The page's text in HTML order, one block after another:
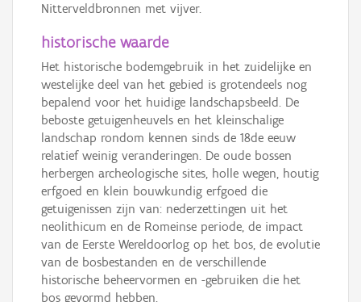
Nitterveldbronnen met vijver.
historische waarde
Het historische bodemgebruik in het zuidelijke en
westelijke deel van het gebied is grotendeels nog
bepalend voor het huidige landschapsbeeld. De
beboste getuigenheuvels en het kleinschalige
landschap rondom kennen sinds de 18de eeuw
relatief weinig veranderingen. De oude bossen
herbergen archeologische sites, holle wegen, houtig
erfgoed en klein bouwkundig erfgoed die
getuigenissen zijn van: nederzettingen uit het
neolithicum en de Romeinse periode, de impact
van de Eerste Wereldoorlog op het bos, de evolutie
van de bosbestanden en de verschillende
historische beheervormen en -gebruiken die het
bos gevormd hebben.